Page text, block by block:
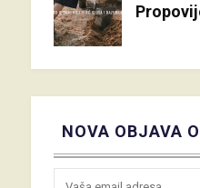
NOVA OBJAVA